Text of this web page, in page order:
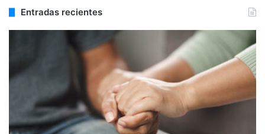
Entradas recientes